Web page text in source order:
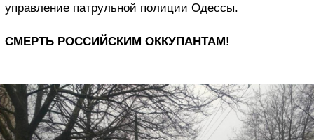
управление патрульной полиции Одессы.
СМЕРТЬ РОССИЙСКИМ ОККУПАНТАМ!